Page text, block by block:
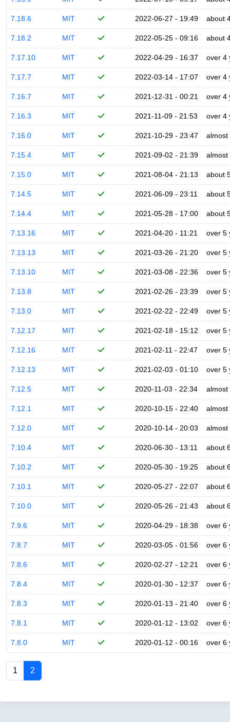
7.18.6 MIT 2022-06-27 - 19:49 about
7.18.2 MIT 2022-05-25 - 09:16 about
7.17.10 MIT 2022-04-29 - 16:37 over 4
7.17.7 MIT 2022-03-14 - 17:07 over 4
7.16.7 MIT 2021-12-31 - 00:21 over 4
7.16.3 MIT 2021-11-09 - 21:53 over 4
7.16.0 MIT 2021-10-29 - 23:47 almost
7.15.4 MIT 2021-09-02 - 21:39 almost
7.15.0 MIT 2021-08-04 - 21:13 about
7.14.5 MIT 2021-06-09 - 23:11 about
7.14.4 MIT 2021-05-28 - 17:00 about
7.13.16 MIT 2021-04-20 - 11:21 over 5
7.13.13 MIT 2021-03-26 - 21:20 over 5
7.13.10 MIT 2021-03-08 - 22:36 over 5
7.13.8 MIT 2021-02-26 - 23:39 over 5
7.13.0 MIT 2021-02-22 - 22:49 over 5
7.12.17 MIT 2021-02-18 - 15:12 over 5
7.12.16 MIT 2021-02-11 - 22:47 over 5
7.12.13 MIT 2021-02-03 - 01:10 over 5
7.12.5 MIT 2020-11-03 - 22:34 almost
7.12.1 MIT 2020-10-15 - 22:40 almost
7.12.0 MIT 2020-10-14 - 20:03 almost
7.10.4 MIT 2020-06-30 - 13:11 about
7.10.2 MIT 2020-05-30 - 19:25 about
7.10.1 MIT 2020-05-27 - 22:07 about
7.10.0 MIT 2020-05-26 - 21:43 about
7.9.6 MIT 2020-04-29 - 18:38 over 6
7.8.7 MIT 2020-03-05 - 01:56 over 6
7.8.6 MIT 2020-02-27 - 12:21 over 6
7.8.4 MIT 2020-01-30 - 12:37 over 6
7.8.3 MIT 2020-01-13 - 21:40 over 6
7.8.1 MIT 2020-01-12 - 13:02 over 6
7.8.0 MIT 2020-01-12 - 00:16 over 6
1 2